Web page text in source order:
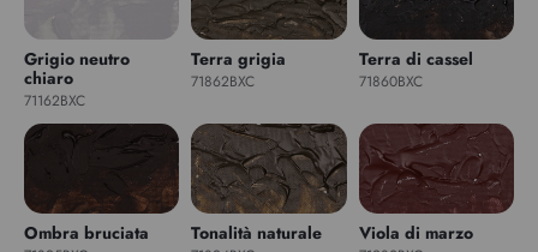
Grigio neutro
chiaro
71162BXC
Terra grigia
71862BXC
Terra di cassel
71860BXC
Ombra bruciata Tonalità naturale Viola di marzo